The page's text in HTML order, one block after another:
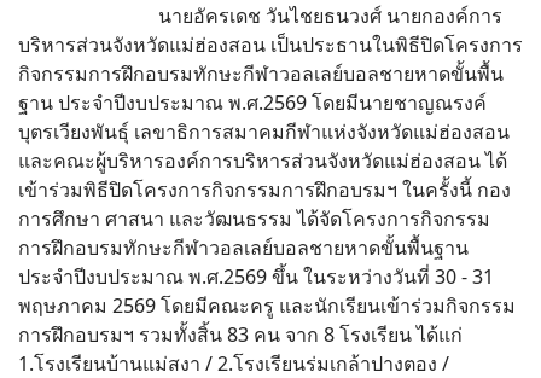
นายอัครเดช วันไชยธนวงศ์ นายกองค์การ
บริหารส่วนจังหวัดแม่ฮ่องสอน เป็นประธานในพิธีปิดโครงการ
กิจกรรมการฝึกอบรมทักษะกีฬาวอลเลย์บอลชายหาดขั้นพื้น
ฐาน ประจำปีงบประมาณ พ.ศ.2569 โดยมีนายชาญณรงค์
บุตรเวียงพันธุ์ เลขาธิการสมาคมกีฬาแห่งจังหวัดแม่ฮ่องสอน
และคณะผู้บริหารองค์การบริหารส่วนจังหวัดแม่ฮ่องสอน ได้
เข้าร่วมพิธีปิดโครงการกิจกรรมการฝึกอบรมฯ ในครั้งนี้ กอง
การศึกษา ศาสนา และวัฒนธรรม ได้จัดโครงการกิจกรรม
การฝึกอบรมทักษะกีฬาวอลเลย์บอลชายหาดขั้นพื้นฐาน
ประจำปีงบประมาณ พ.ศ.2569 ขึ้น ในระหว่างวันที่ 30 - 31
พฤษภาคม 2569 โดยมีคณะครู และนักเรียนเข้าร่วมกิจกรรม
การฝึกอบรมฯ รวมทั้งสิ้น 83 คน จาก 8 โรงเรียน ได้แก่
1.โรงเรียนบ้านแม่สงา / 2.โรงเรียนร่มเกล้าปางตอง /